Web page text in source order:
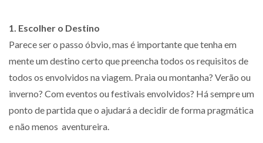
1. Escolher o Destino
Parece ser o passo óbvio, mas é importante que tenha em
mente um destino certo que preencha todos os requisitos de
todos os envolvidos na viagem. Praia ou montanha? Verão ou
inverno? Com eventos ou festivais envolvidos? Há sempre um
ponto de partida que o ajudará a decidir de forma pragmática
e não menos aventureira.